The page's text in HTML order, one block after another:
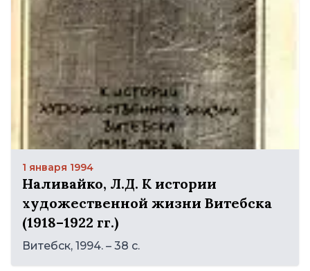
1 января 1994
Наливайко, Л.Д. К истории
художественной жизни Витебска
(1918–1922 гг.)
Витебск, 1994. – 38 с.